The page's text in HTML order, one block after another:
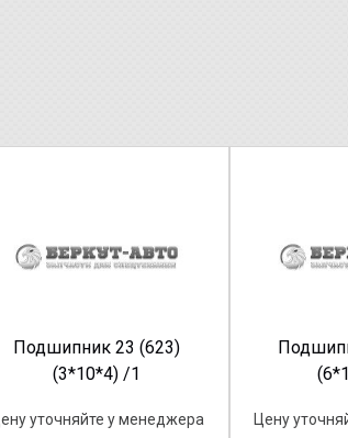
Подшипник 23 (623)
(3*10*4) /1
уточняйте у менеджера Цену